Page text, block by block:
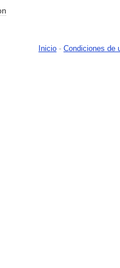
Inicio - Condiciones de